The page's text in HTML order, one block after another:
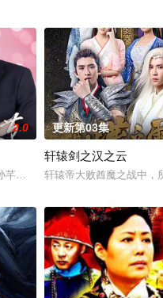
2.0
芊浔,谢雨潼
更新第03集
轩辕剑之汉之云
轩辕帝大败酋魔之战中，